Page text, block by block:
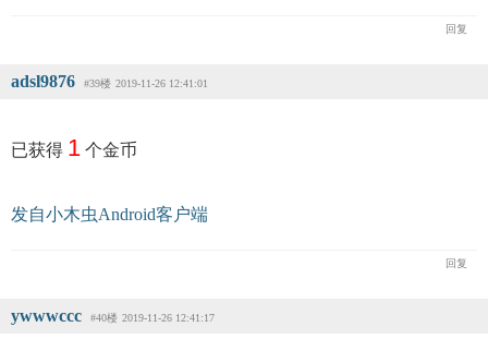
回复
adsl9876 #39楼 2019-11-26 12:41:01
已获得 1 个金币
发自小木虫Android客户端
回复
ywwwccc #40楼 2019-11-26 12:41:17